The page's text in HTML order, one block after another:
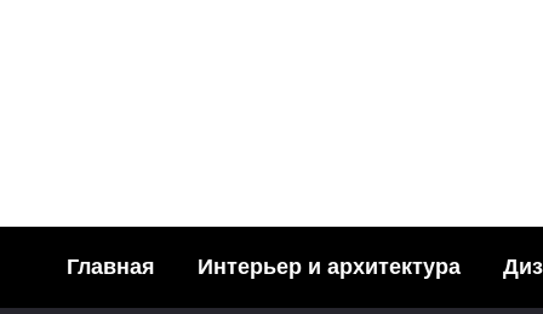
Главная Интерьер и архитектура